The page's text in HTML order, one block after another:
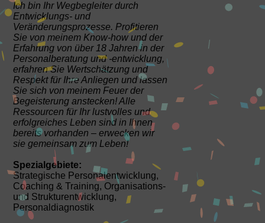
Ich bin Ihr Wegbegleiter durch
Entwicklungs- und
Veränderungsprozesse. Profitieren
Sie von meinem Know-how und der
Erfahrung von über 18 Jahren in der
Personalberatung und -entwicklung,
erfahren Sie Wertschätzung und
Respekt für Ihre Anliegen und lassen
Sie sich von meinem Feuer der
Begeisterung anstecken! Alle
Ressourcen für Ihr lustvolles und
erfolgreiches Leben sind in Ihnen
bereits vorhanden – erwecken wir
sie gemeinsam zum Leben!
Spezialgebiete:
Strategische Personalentwicklung,
Coaching & Training, Organisations-
und Strukturentwicklung,
Personaldiagnostik